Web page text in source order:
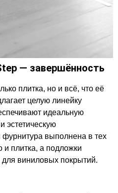
— завершённость
плитка, но и всё, что её
целую линейку
идеальную
эстетическую
выполнена в тех
и плитка, а подложки
виниловых покрытий.